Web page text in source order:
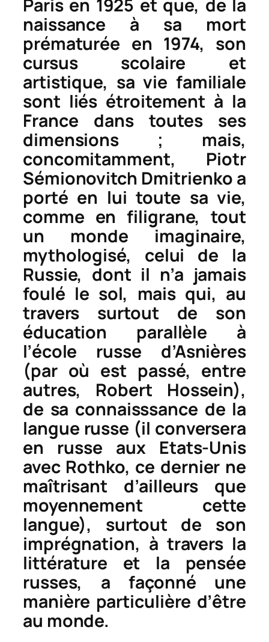
Paris en 1925 et que, de la
naissance à sa mort
prématurée en 1974, son
cursus scolaire et
artistique, sa vie familiale
sont liés étroitement à la
France dans toutes ses
dimensions ; mais,
concomitamment, Piotr
Sémionovitch Dmitrienko a
porté en lui toute sa vie,
comme en filigrane, tout
un monde imaginaire,
mythologisé, celui de la
Russie, dont il n’a jamais
foulé le sol, mais qui, au
travers surtout de son
éducation parallèle à
l’école russe d’Asnières
(par où est passé, entre
autres, Robert Hossein),
de sa connaisssance de la
langue russe (il conversera
en russe aux Etats-Unis
avec Rothko, ce dernier ne
maîtrisant d’ailleurs que
moyennement cette
langue), surtout de son
imprégnation, à travers la
littérature et la pensée
russes, a façonné une
manière particulière d’être
au monde.